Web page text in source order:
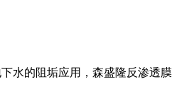
水的阻垢应用，森盛隆反渗透